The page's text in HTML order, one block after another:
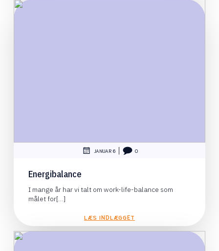
JANUAR 6 0
Energibalance
I mange år har vi talt om work-life-balance som
målet for[…]
LÆS INDLÆGGET